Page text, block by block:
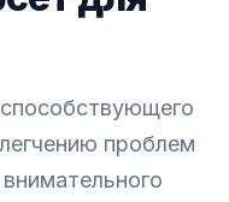
проблем